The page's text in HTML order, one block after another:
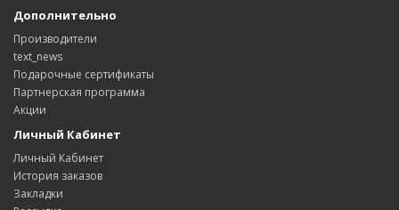
Дополнительно
Производители
text_news
Подарочные сертификаты
Партнерская программа
Акции
Личный Кабинет
Личный Кабинет
История заказов
Закладки